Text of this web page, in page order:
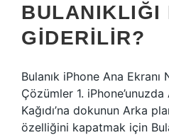
BULANIKLIĞI
GIDERILIR?
Bulanık iPhone Ana
Çözümler 1. iPhone’unuzda
Kağıdı’na dokunun Arka
özelliğini kapatmak için